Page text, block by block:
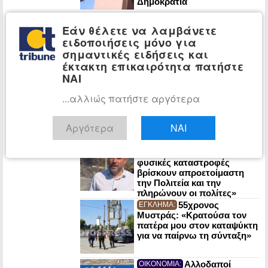
Μπελέρης ρωτά την
Κομισιόν αν προτίθεται να
δημιουργήσει Ευρωπαϊκό
Ταμείο για την αποζημίωση
των πυρόπληκτων πολιτών
Κάγια Κάλας στον Γιάννη
Μανιάτη για τις
περί «Γαλάζιας Πατρίδας»
ΠΟΛΙΤΙΚΗ: Χατζηγιαννάκης
φυσικές καταστροφές
βρίσκουν απροετοίμαστη
την Πολιτεία και την
πληρώνουν οι πολίτες»
ΕΓΚΛΗΜΑ: 55χρονος
Μυστράς: «Κρατούσα τον
πατέρα μου στον καταψύκτη
για να παίρνω τη σύνταξη»
ΟΙΚΟΝΟΜΙΑ: Αλλοδαποί
Εάν θέλετε να λαμβάνετε
ειδοποιήσεις μόνο για
σημαντικές ειδήσεις και
έκτακτη επικαιρότητα πατήστε
ΝΑΙ
...αλλιώς πατήστε αργότερα
Αργότερα ΝΑΙ